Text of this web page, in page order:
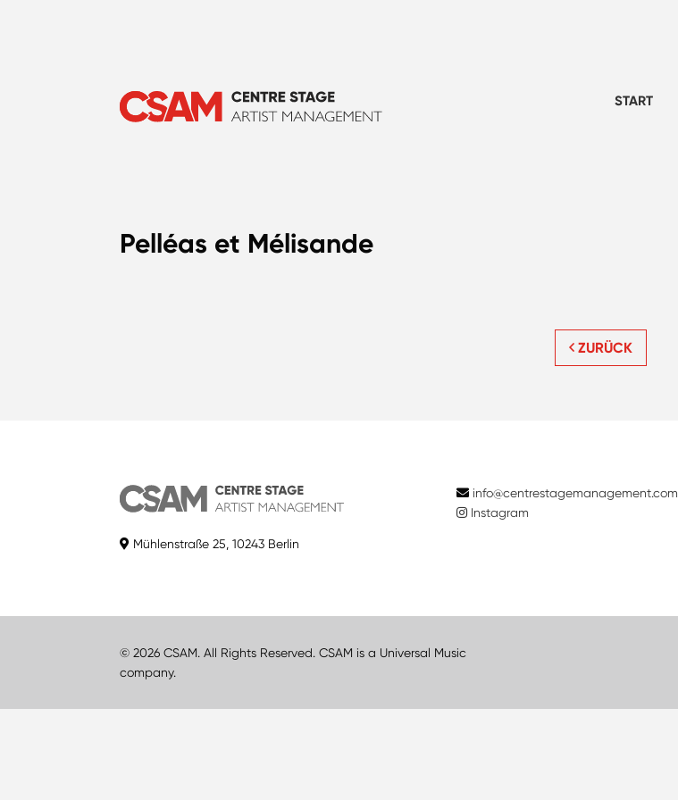
START
Pelléas et Mélisande
ZURÜCK
Mühlenstraße 25, 10243 Berlin
info@centrestagemanagement.com
Instagram
© 2026 CSAM. All Rights Reserved. CSAM is a Universal Music
company.